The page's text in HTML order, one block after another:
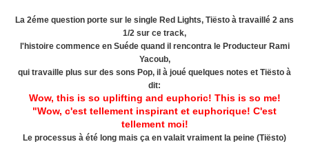
La 2éme question porte sur le single Red Lights, Tiësto à travaillé 2 ans
1/2 sur ce track,
l'histoire commence en Suéde quand il rencontra le Producteur Rami
Yacoub,
qui travaille plus sur des sons Pop, il à joué quelques notes et Tiësto à
dit:
Wow, this is so uplifting and euphoric! This is so me!
"Wow, c'est tellement inspirant et euphorique! C'est
tellement moi!
Le processus à été long mais ça en valait vraiment la peine (Tiësto)